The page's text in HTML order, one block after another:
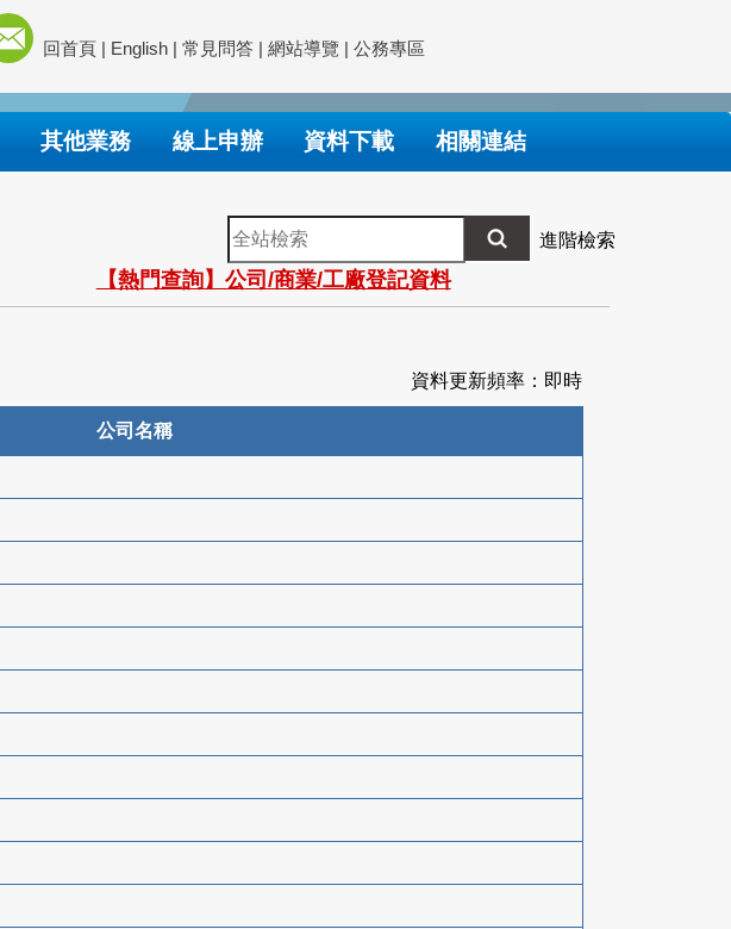
回首頁 | English | 常見問答 | 網站導覽 | 公務專區
其他業務 線上申辦 資料下載 相關連結
全
站
檢
索
進階檢索
【熱門查詢】公司/商業/工廠登記資料
資料更新頻率：即時
公司名稱